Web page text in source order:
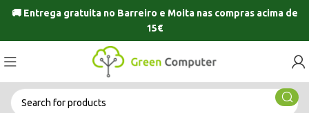
🚚 Entrega gratuita no Barreiro e Moitanas compras acima de
15€